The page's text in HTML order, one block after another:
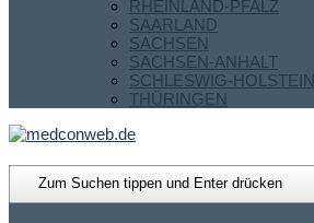
RHEINLAND-PFALZ
SAARLAND
SACHSEN
SACHSEN-ANHALT
SCHLESWIG-HOLSTEIN
THÜRINGEN